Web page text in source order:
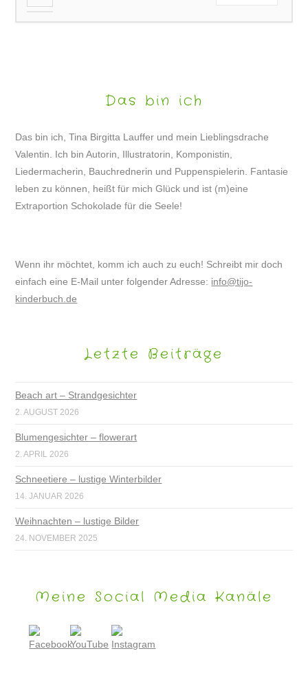
Das bin ich
Das bin ich, Tina Birgitta Lauffer und mein Lieblingsdrache
Valentin. Ich bin Autorin, Illustratorin, Komponistin,
Liedermacherin, Bauchrednerin und Puppenspielerin. Fantasie
leben zu können, heißt für mich Glück und ist (m)eine
Extraportion Schokolade für die Seele!
Wenn ihr möchtet, komm ich auch zu euch! Schreibt mir doch
einfach eine E-Mail unter folgender Adresse: info@tijo-
kinderbuch.de
Letzte Beiträge
Beach art – Strandgesichter
2. AUGUST 2026
Blumengesichter – flowerart
2. APRIL 2026
Schneetiere – lustige Winterbilder
14. JANUAR 2026
Weihnachten – lustige Bilder
24. NOVEMBER 2025
Meine Social Media Kanäle